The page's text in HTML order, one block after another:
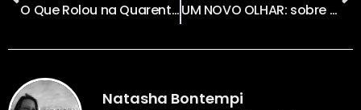
O Que Rolou na Quarentena do Voicers? com Ligia Zotini
UM NOVO OLHAR: sobre a Tecnologia
Natasha Bontempi